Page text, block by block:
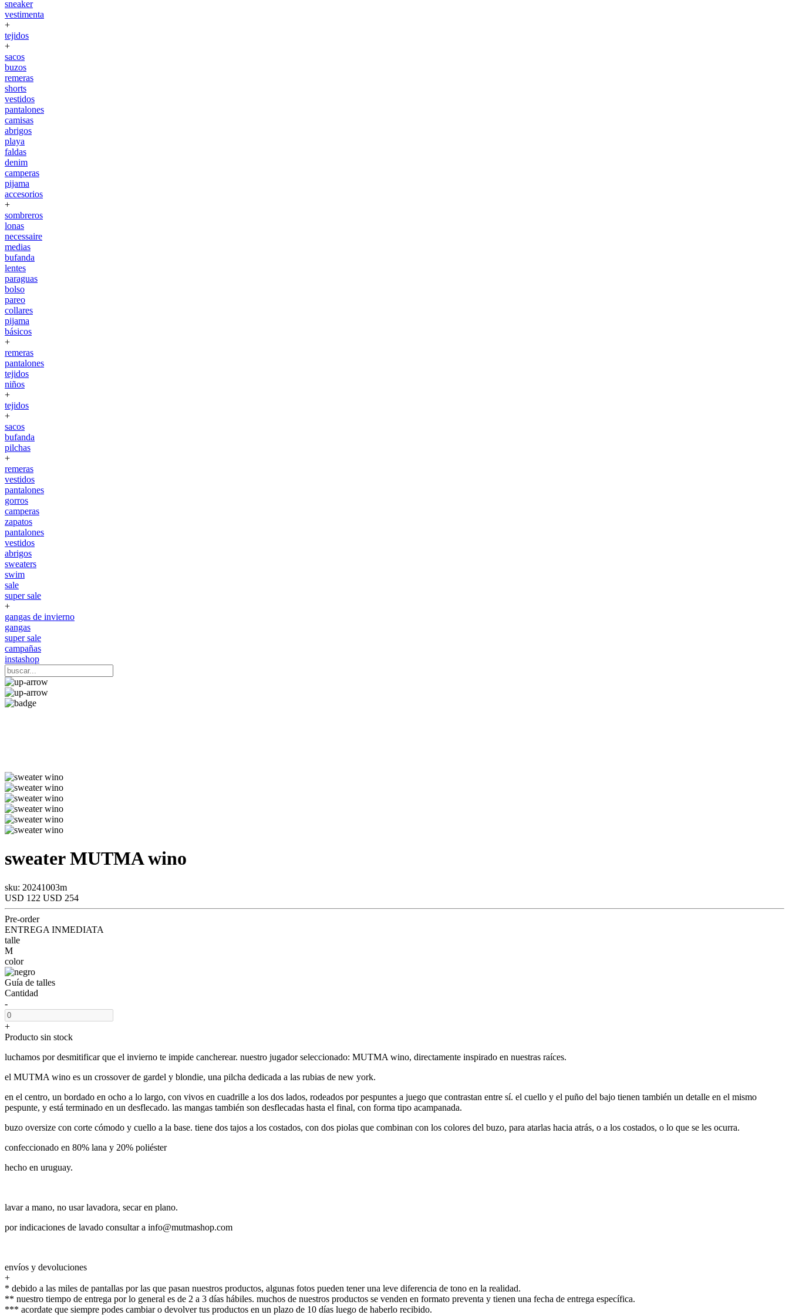
sneaker
vestimenta
+
tejidos
+
sacos
buzos
remeras
shorts
vestidos
pantalones
camisas
abrigos
playa
faldas
denim
camperas
pijama
accesorios
+
sombreros
lonas
necessaire
medias
bufanda
lentes
paraguas
bolso
pareo
collares
pijama
básicos
+
remeras
pantalones
tejidos
niños
+
tejidos
+
sacos
bufanda
pilchas
+
remeras
vestidos
pantalones
gorros
camperas
zapatos
pantalones
vestidos
abrigos
sweaters
swim
sale
super sale
+
gangas de invierno
gangas
super sale
campañas
instashop
sweaterMUTMAwino
sku: 20241003m
USD 122 USD 254
Pre-order
ENTREGA INMEDIATA
talle
M
color
Guía de talles
Cantidad
-
+
Producto sin stock
luchamos por desmitificar que el invierno te impide cancherear. nuestro jugador seleccionado: MUTMA wino, directamente inspirado en nuestras raíces.
el MUTMA wino es un crossover de gardel y blondie, una pilcha dedicada a las rubias de new york.
en el centro, un bordado en ocho a lo largo, con vivos en cuadrille a los dos lados, rodeados por pespuntes a juego que contrastan entre sí. el cuello y el puño del bajo tienen también un detalle en el mismo
pespunte, y está terminado en un desflecado. las mangas también son desflecadas hasta el final, con forma tipo acampanada.
buzo oversize con corte cómodo y cuello a la base. tiene dos tajos a los costados, con dos piolas que combinan con los colores del buzo, para atarlas hacia atrás, o a los costados, o lo que se les ocurra.
confeccionado en 80% lana y 20% poliéster
hecho en uruguay.
lavar a mano, no usar lavadora, secar en plano.
por indicaciones de lavado consultar a info@mutmashop.com
envíos y devoluciones
+
* debido a las miles de pantallas por las que pasan nuestros productos, algunas fotos pueden tener una leve diferencia de tono en la realidad.
** nuestro tiempo de entrega por lo general es de 2 a 3 días hábiles. muchos de nuestros productos se venden en formato preventa y tienen una fecha de entrega específica.
*** acordate que siempre podes cambiar o devolver tus productos en un plazo de 10 días luego de haberlo recibido.